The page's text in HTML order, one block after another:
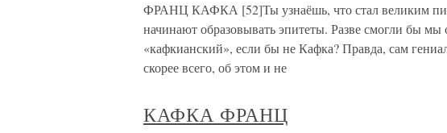
ФРАНЦ КАФКА [52]Ты узнаёшь, что стал великим
начинают образовывать эпитеты. Разве смогли бы мы
«кафкианский», если бы не Кафка? Правда, сам
скорее всего, об этом и не
КАФКА ФРАНЦ